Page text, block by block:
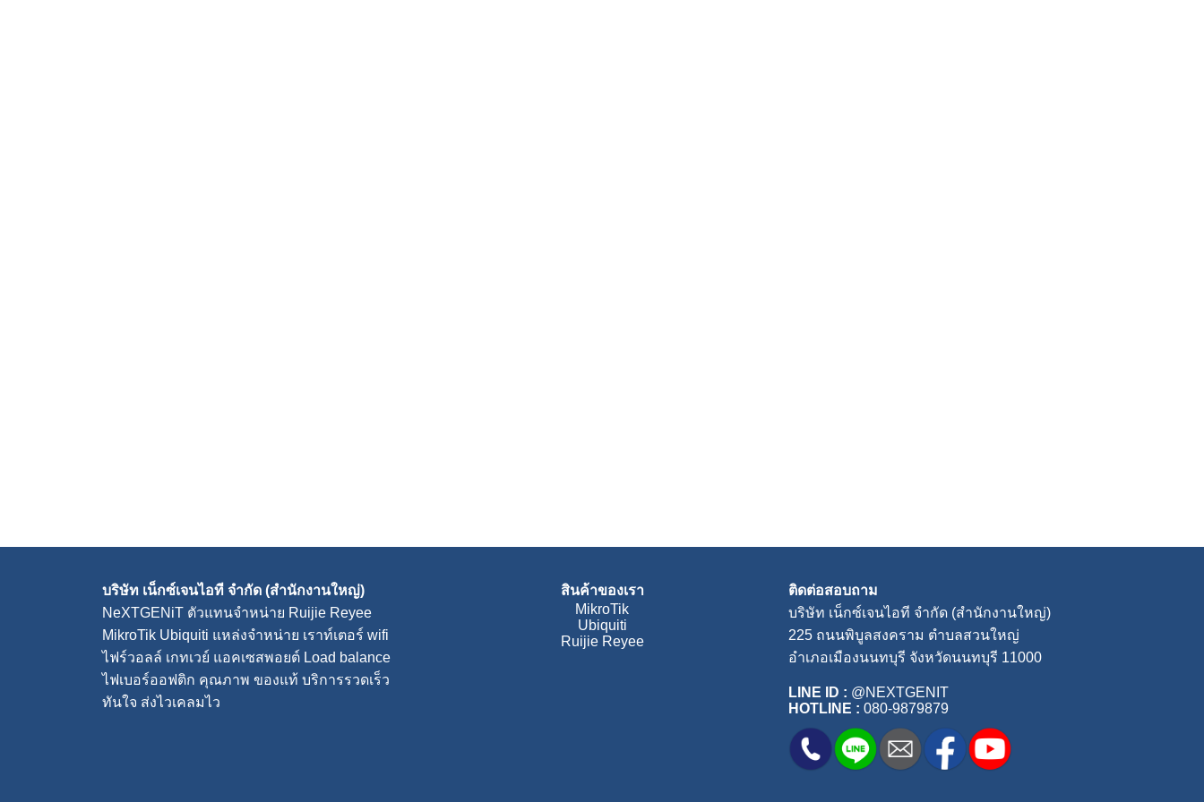
บริษัท เน็กซ์เจนไอที จำกัด (สำนักงานใหญ่)
NeXTGENiT ตัวแทนจำหน่าย Ruijie Reyee
MikroTik Ubiquiti แหล่งจำหน่าย เราท์เตอร์ wifi
ไฟร์วอลล์ เกทเวย์ แอคเซสพอยต์ Load balance
ไฟเบอร์ออฟติก คุณภาพ ของแท้ บริการรวดเร็ว
ทันใจ ส่งไวเคลมไว
สินค้าของเรา
MikroTik
Ubiquiti
Ruijie Reyee
ติดต่อสอบถาม
บริษัท เน็กซ์เจนไอที จำกัด (สำนักงานใหญ่)
225 ถนนพิบูลสงคราม ตำบลสวนใหญ่
อำเภอเมืองนนทบุรี จังหวัดนนทบุรี 11000
LINE ID : @NEXTGENIT
HOTLINE : 080-9879879